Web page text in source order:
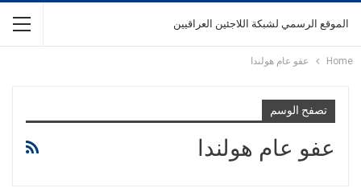
الموقع الرسمي لشبكة اللاجئين العراقيين
Home عفو عام هولندا
تصفح الوسم
عفو عام هولندا